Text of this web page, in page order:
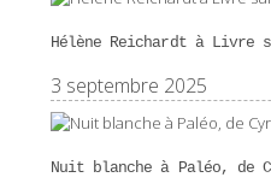
Hélène Reichardt à Livre
3 septembre 2025
Nuit blanche à Paléo, de